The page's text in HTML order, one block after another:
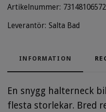
Artikelnummer:
Leverantör: Salta Bad
INFORMATION
En snygg halterneck
flesta storlekar. Bred